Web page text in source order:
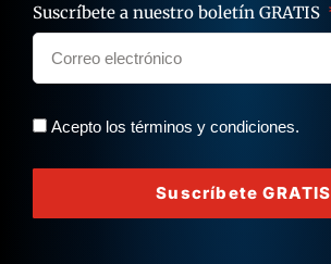
Suscríbete a nuestro boletín GRATIS
Acepto los términos y condiciones.
Suscríbete GRATIS